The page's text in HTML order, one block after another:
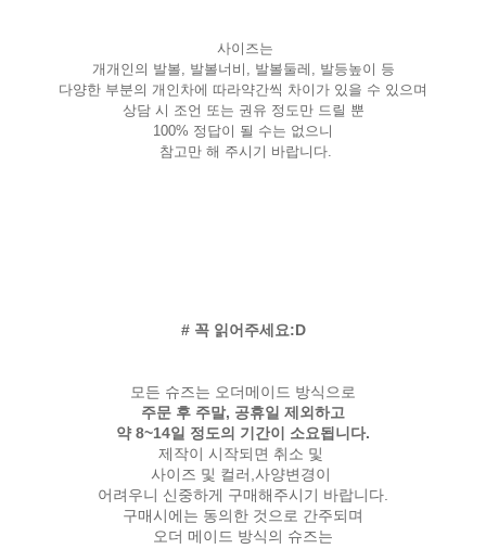
사이즈는
개개인의 발볼, 발볼너비, 발볼둘레, 발등높이 등
다양한 부분의 개인차에 따라약간씩 차이가 있을 수 있으며
상담 시 조언 또는 권유 정도만 드릴 뿐
100% 정답이 될 수는 없으니
참고만 해 주시기 바랍니다.
# 꼭 읽어주세요:D
모든 슈즈는 오더메이드 방식으로
주문 후 주말, 공휴일 제외하고
약 8~14일 정도의 기간이 소요됩니다.
제작이 시작되면 취소 및
사이즈 및 컬러,사양변경이
어려우니 신중하게 구매해주시기 바랍니다.
구매시에는 동의한 것으로 간주되며
오더 메이드 방식의 슈즈는